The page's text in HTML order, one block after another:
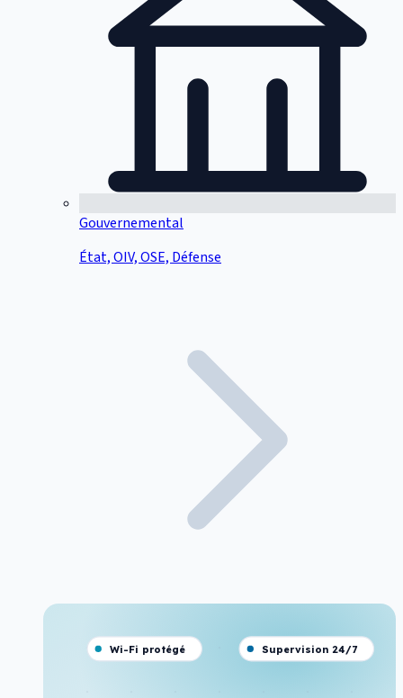
Gouvernemental
État, OIV, OSE, Défense
Wi-Fi protégé Supervision 24/7